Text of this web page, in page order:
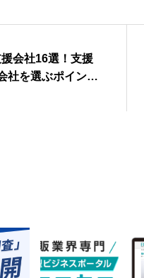
会社16選！支援
社を選ぶポイント